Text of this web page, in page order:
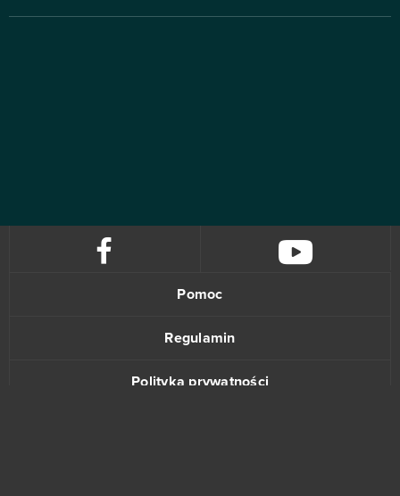
Pomoc
Regulamin
Polityka prywatności